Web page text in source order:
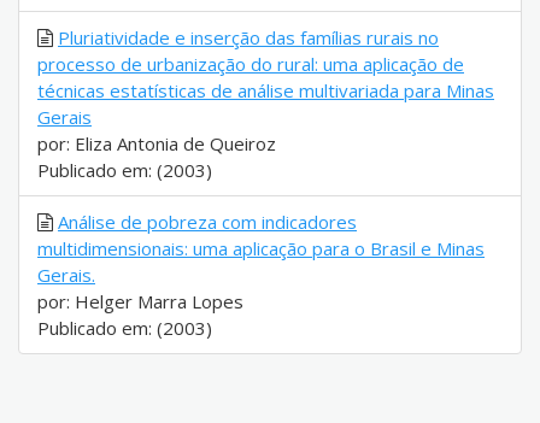
Pluriatividade e inserção das famílias rurais no
processo de urbanização do rural: uma aplicação de
técnicas estatísticas de análise multivariada para Minas
Gerais
por: Eliza Antonia de Queiroz
Publicado em: (2003)
Análise de pobreza com indicadores
multidimensionais: uma aplicação para o Brasil e Minas
Gerais.
por: Helger Marra Lopes
Publicado em: (2003)